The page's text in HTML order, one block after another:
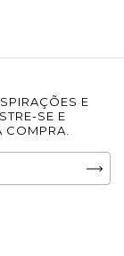
E
SE E
COMPRA.